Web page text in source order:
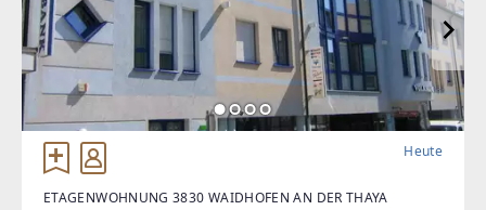
Heute
ETAGENWOHNUNG 3830 WAIDHOFEN AN DER THAYA